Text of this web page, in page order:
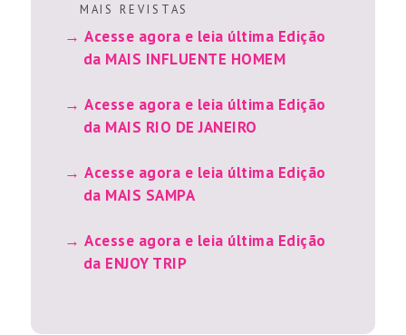
M A I S R E V I S T A S
Acesse agora e leia última Edição
da MAIS INFLUENTE HOMEM
Acesse agora e leia última Edição
da MAIS RIO DE JANEIRO
Acesse agora e leia última Edição
da MAIS SAMPA
Acesse agora e leia última Edição
da ENJOY TRIP